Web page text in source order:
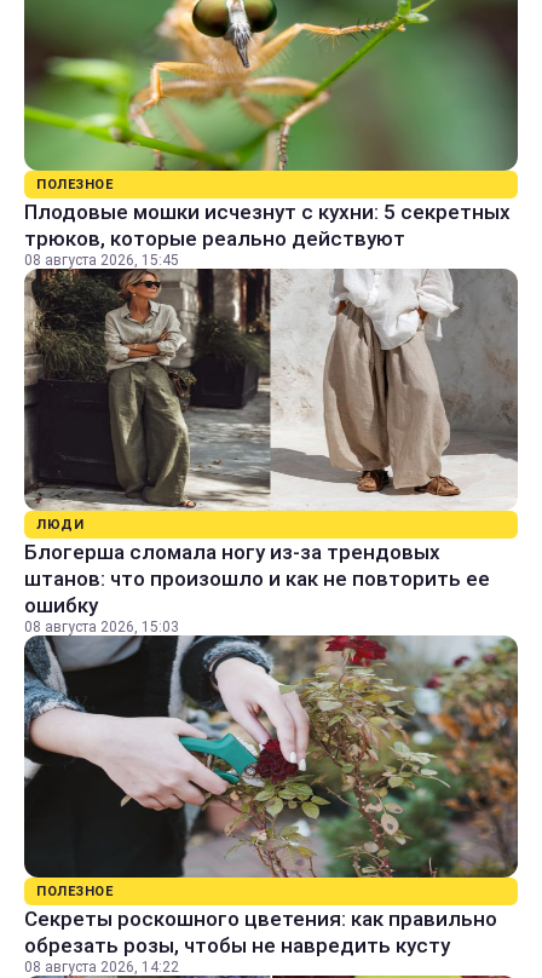
ПОЛЕЗНОЕ
Плодовые мошки исчезнут с кухни: 5 секретных
трюков, которые реально действуют
08 августа 2026, 15:45
ЛЮДИ
Блогерша сломала ногу из-за трендовых
штанов: что произошло и как не повторить ее
ошибку
08 августа 2026, 15:03
ПОЛЕЗНОЕ
Секреты роскошного цветения: как правильно
обрезать розы, чтобы не навредить кусту
08 августа 2026, 14:22